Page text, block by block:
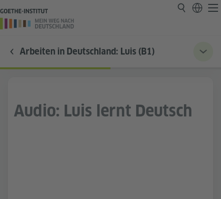
Arbeiten in Deutschland: Luis (B1)
Audio: Luis lernt Deutsch